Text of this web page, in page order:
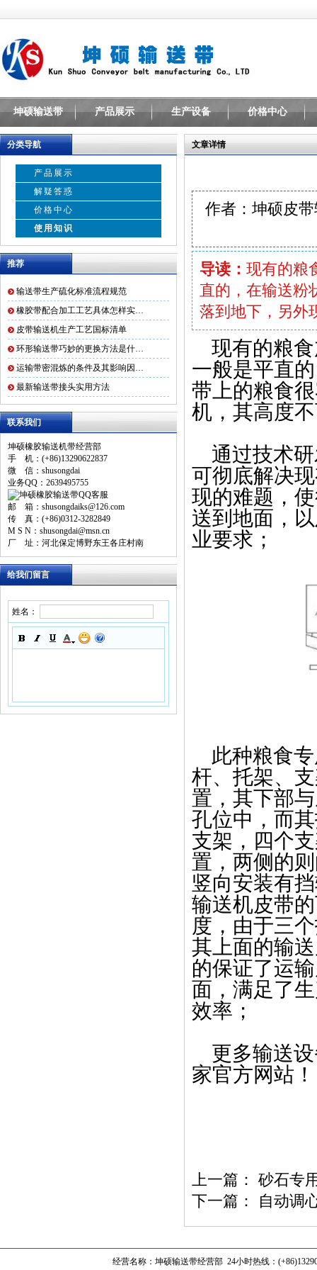
坤硕输送带 产品展示 生产设备 价格中心
分类导航
产品展示
解疑答惑
价格中心
使用知识
推荐
输送带生产硫化标准流程规范
橡胶带配合加工工艺具体怎样实…
皮带输送机生产工艺国标清单
环形输送带巧妙的更换方法是什…
运输带密混炼的条件及其影响因…
最新输送带接头实用方法
联系我们
坤硕橡胶输送机带经营部
手 机：(+86)13290622837
微 信：shusongdai
业务QQ：2639495755
邮 箱：shusongdaiks@126.com
传 真：(+86)0312-3282849
M S N：shusongdai@msn.cn
厂 址：河北保定博野东王各庄村南
给我们留言
姓名：
文章详情
作者：坤硕皮
导读： 现有的粮
直的，在输送粉
落到地下，另外
现有的粮食
一般是平直
带上的粮食
机，其高度
通过技术研
可彻底解决
现的难题，
送到地面，
业要求；
此种粮食专
杆、托架、
置，其下部
孔位中，而
支架，四个
置，两侧的
竖向安装有
输送机皮带
度，由于三
其上面的输
的保证了运
面，满足了
效率；
更多输送设
家官方网站！
上一篇： 砂石专
下一篇：
自动调
经营名称：坤硕输送带经营部 24小时热线：